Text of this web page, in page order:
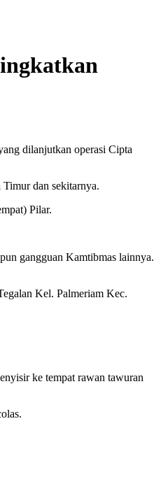
dilanjutkan operasi Cipta
dan sekitarnya.
Pilar.
gangguan Kamtibmas lainnya.
Kel. Palmeriam Kec.
ke tempat rawan tawuran